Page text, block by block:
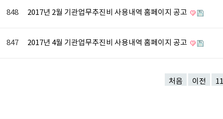
848 2017년 2월 기관업무추진비 사용내역 홈페이지 공고
847 2017년 4월 기관업무추진비 사용내역 홈페이지 공고
처음 이전 11